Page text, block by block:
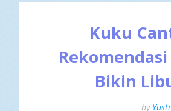
Kuku
Bikin
by